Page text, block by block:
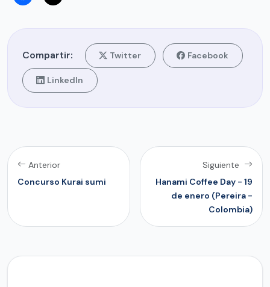
Compartir: Twitter Facebook
LinkedIn
Anterior
Concurso Kurai sumi
Siguiente
Hanami Coffee Day - 19
de enero (Pereira -
Colombia)